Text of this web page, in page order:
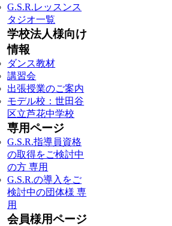
G.S.R.レッスンス
タジオ一覧
学校法人様向け
情報
ダンス教材
講習会
出張授業のご案内
モデル校：世田谷
区立芦花中学校
専用ページ
G.S.R.指導員資格
の取得をご検討中
の方 専用
G.S.R.の導入をご
検討中の団体様 専
用
会員様用ページ